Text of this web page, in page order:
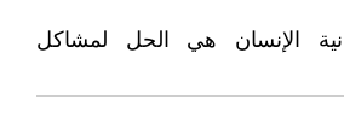
الإنسان هي الحل لمشاكل